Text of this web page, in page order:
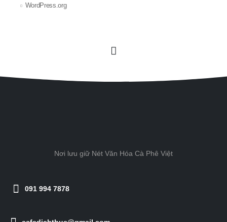
WordPress.org
Nơi lưu giữ Nét Văn Hóa Cà Phê Việt
091 994 7878